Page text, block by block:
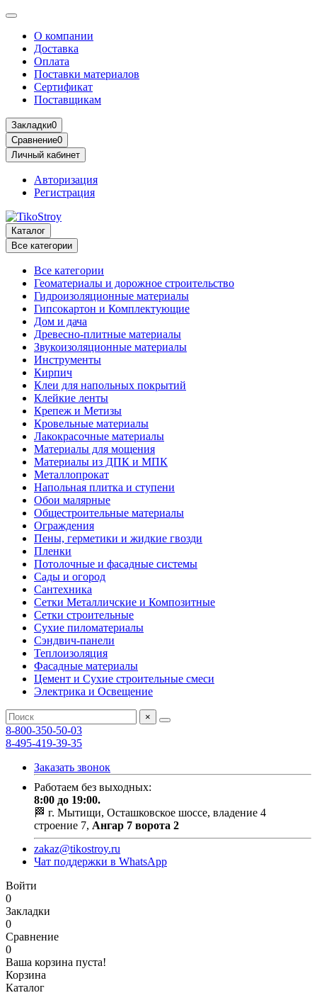
О компании
Доставка
Оплата
Поставки материалов
Сертификат
Поставщикам
Закладки0
Сравнение0
Личный кабинет
Авторизация
Регистрация
Каталог
Все категории
Все категории
Геоматериалы и дорожное строительство
Гидроизоляционные материалы
Гипсокартон и Комплектующие
Дом и дача
Древесно-плитные материалы
Звукоизоляционные материалы
Инструменты
Кирпич
Клеи для напольных покрытий
Клейкие ленты
Крепеж и Метизы
Кровельные материалы
Лакокрасочные материалы
Материалы для мощения
Материалы из ДПК и МПК
Металлопрокат
Напольная плитка и ступени
Обои малярные
Общестроительные материалы
Ограждения
Пены, герметики и жидкие гвозди
Пленки
Потолочные и фасадные системы
Сады и огород
Сантехника
Сетки Металличские и Композитные
Сетки строительные
Сухие пиломатериалы
Сэндвич-панели
Теплоизоляция
Фасадные материалы
Цемент и Сухие строительные смеси
Электрика и Освещение
×
8-800-350-50-03
8-495-419-39-35
Заказать звонок
Работаем без выходных:
8:00 до 19:00.
🏁 г. Мытищи, Осташковское шоссе, владение 4
строение 7, Ангар 7 ворота 2
zakaz@tikostroy.ru
Чат поддержки в WhatsApp
Войти
0
Закладки
0
Сравнение
0
Ваша корзина пуста!
Корзина
Каталог